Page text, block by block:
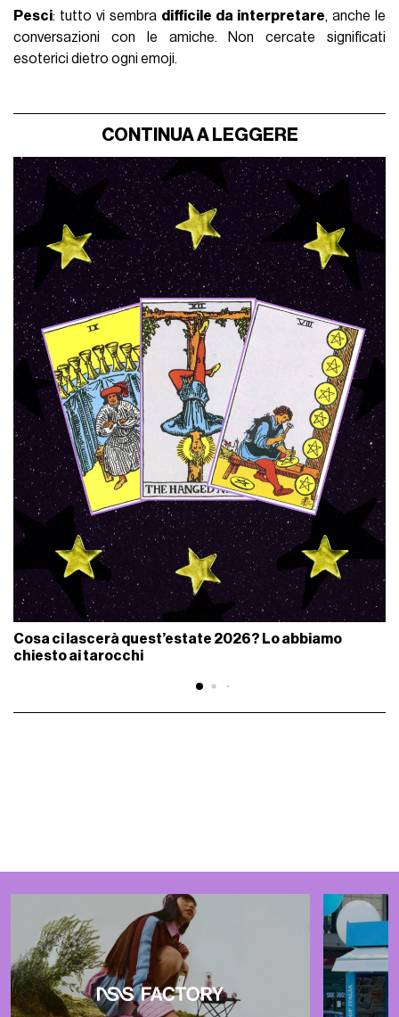
Pesci: tutto vi sembra difficile da interpretare, anche le
conversazioni con le amiche. Non cercate significati
esoterici dietro ogni emoji.
CONTINUA A LEGGERE
Cosa ci lascerà quest’estate 2026? Lo abbiamo
chiesto ai tarocchi